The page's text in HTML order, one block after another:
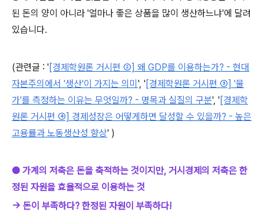
된 돈의 양이 아니라 '얼마나 좋은 상품을 많이 생산하느냐'에 달려
있습니다.
(관련글 : ' [경제학원론 거시편 ②] 왜 GDP를 이용하는가? - 현대
자본주의에서 '생산'이 가지는 의미 ', ' [경제학원론 거시편 ③] '물
가'를 측정하는 이유는 무엇일까? - 명목과 실질의 구분', ' [경제학
원론 거시편 ④] 경제성장은 어떻게하면 달성할 수 있을까? - 높은
고용률과 노동생산성 향상' )
● 가계의 저축은 돈을 축적하는 것이지만, 거시경제의 저축은 한
정된 자원을 효율적으로 이용하는 것
→ 돈이 부족하다? 한정된 자원이 부족하다!